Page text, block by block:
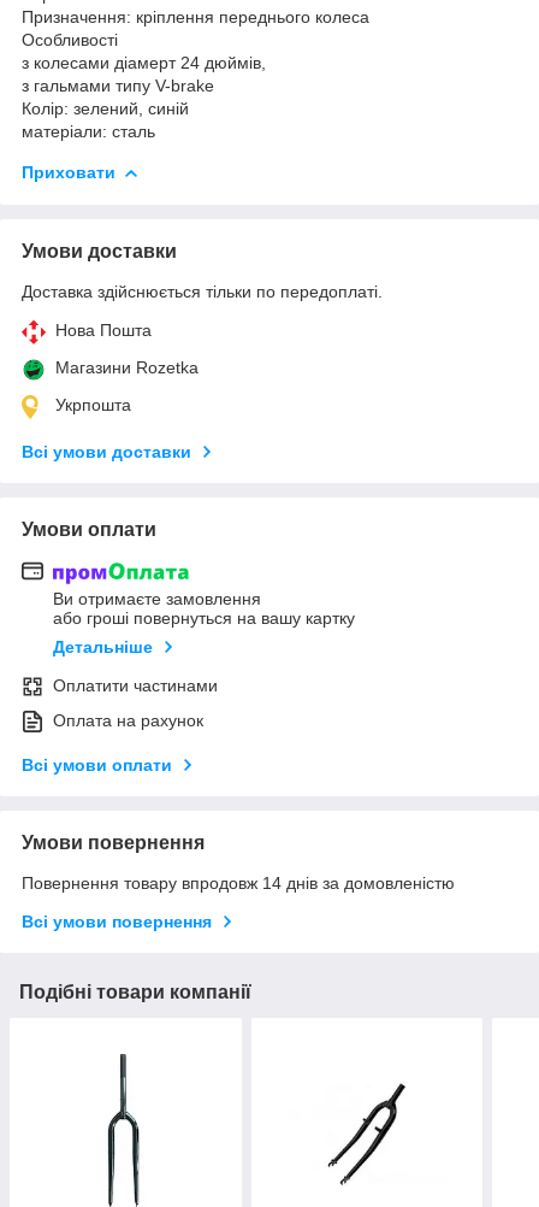
Призначення: кріплення переднього колеса
Особливості
з колесами діамерт 24 дюймів,
з гальмами типу V-brake
Колір: зелений, синій
матеріали: сталь
Приховати
Умови доставки
Доставка здійснюється тільки по передоплаті.
Нова Пошта
Магазини Rozetka
Укрпошта
Всі умови доставки
Умови оплати
Ви отримаєте замовлення
або гроші повернуться на вашу картку
Детальніше
Оплатити частинами
Оплата на рахунок
Всі умови оплати
Умови повернення
Повернення товару впродовж 14 днів за домовленістю
Всі умови повернення
Подібні товари компанії